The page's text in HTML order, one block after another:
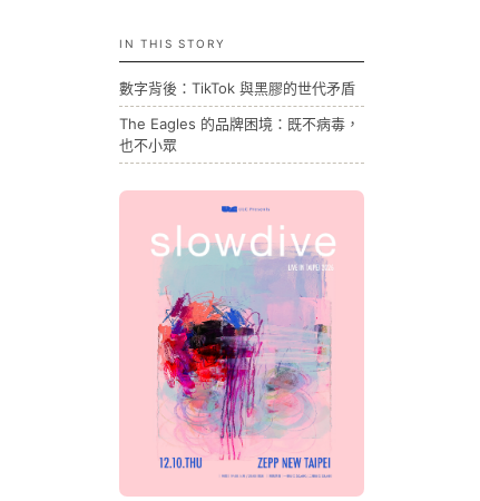
IN THIS STORY
數字背後：TikTok 與黑膠的世代矛盾
The Eagles 的品牌困境：既不病毒，
也不小眾